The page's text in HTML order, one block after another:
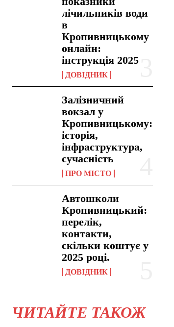
лічильників води
в
Кропивницькому
онлайн:
інструкція 2025
ДОВІДНИК
Залізничний
вокзал у
Кропивницькому:
історія,
інфраструктура,
сучасність
ПРО МІСТО
Автошколи
Кропивницький:
перелік,
контакти,
скільки коштує у
2025 році.
ДОВІДНИК
ЧИТАЙТЕ ТАКОЖ